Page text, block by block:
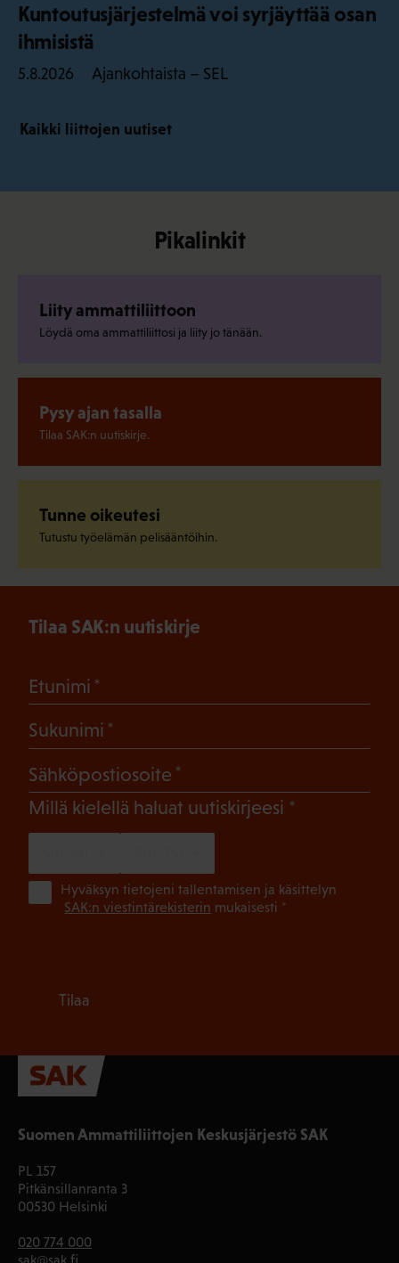
Kuntoutusjärjestelmä voi syrjäyttää osan
ihmisistä
5.8.2026 Ajankohtaista – SEL
Kaikki liittojen uutiset
Pikalinkit
Liity ammattiliittoon
Löydä oma ammattiliittosi ja liity jo tänään.
Pysy ajan tasalla
Tilaa SAK:n uutiskirje.
Tunne oikeutesi
Tutustu työelämän pelisääntöihin.
Suomen Ammattiliittojen Keskusjärjestö SAK
PL 157
Pitkänsillanranta 3
00530 Helsinki
020 774 000
sak@sak.fi
Tilaa SAK:n uutiskirje
Etunimi
Sukunimi
Sähköpostiosoite
Millä kielellä haluat uutiskirjeesi (Pakollinen)
Hyväksyn tietojeni tallentamisen ja käsittelyn
SAK:n viestintärekisterin mukaisesti *
Tilaa